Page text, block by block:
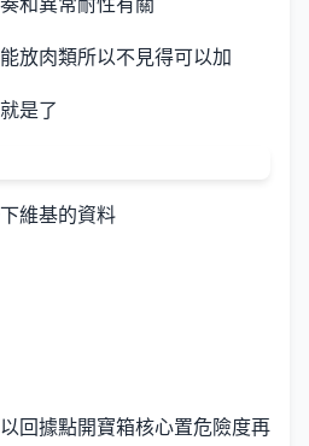
放肉類所以不見得可以加
是了
維基的資料
回據點開寶箱核心置危險度再